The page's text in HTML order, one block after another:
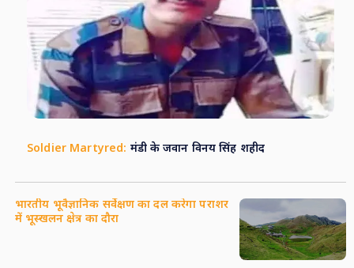
Soldier Martyred: मंडी के जवान विनय सिंह शहीद
भारतीय भूवैज्ञानिक सर्वेक्षण का दल करेगा पराशर
में भूस्खलन क्षेत्र का दौरा